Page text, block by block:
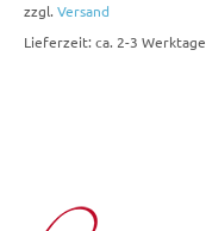
zzgl. Versand
Lieferzeit: ca. 2-3 Werktage